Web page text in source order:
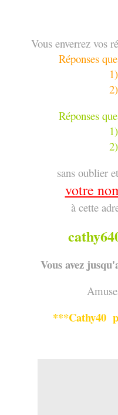
Vous enverrez vos
Réponses
Réponses
sans oublier
votre
à cette
Vous avez
***Cathy40